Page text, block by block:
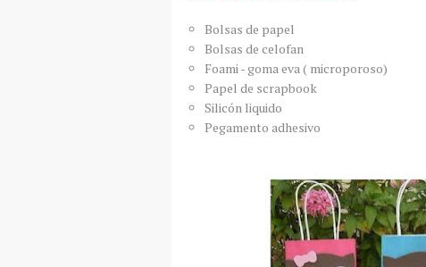
Bolsas de papel
Bolsas de celofan
Foami - goma eva ( microporoso)
Papel de scrapbook
Silicón liquido
Pegamento adhesivo